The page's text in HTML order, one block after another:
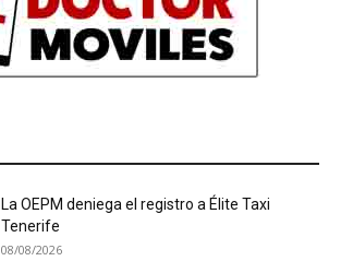
La OEPM deniega el registro a Élite Taxi
Tenerife
08/08/2026